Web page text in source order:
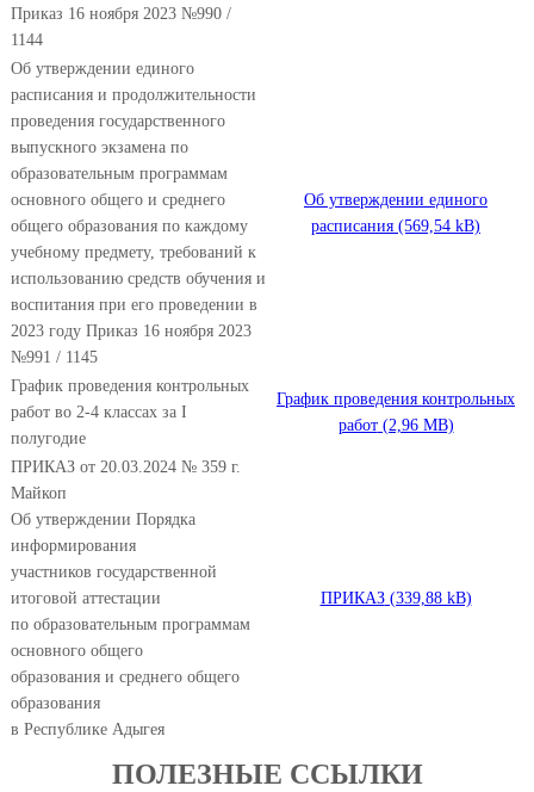
Приказ 16 ноября 2023 №990 /
1144
Об утверждении единого
расписания и продолжительности
проведения государственного
выпускного экзамена по
образовательным программам
основного общего и среднего
общего образования по каждому
учебному предмету, требований к
использованию средств обучения и
воспитания при его проведении в
2023 году Приказ 16 ноября 2023
№991 / 1145
Об утверждении единого
расписания
График проведения контрольных
работ во 2-4 классах за I
полугодие
График проведения контрольных
работ
ПРИКАЗ от 20.03.2024 № 359 г.
Майкоп
Об утверждении Порядка
информирования
участников государственной
итоговой аттестации
по образовательным программам
основного общего
образования и среднего общего
образования
в Республике Адыгея
ПРИКАЗ
ПОЛЕЗНЫЕ ССЫЛКИ